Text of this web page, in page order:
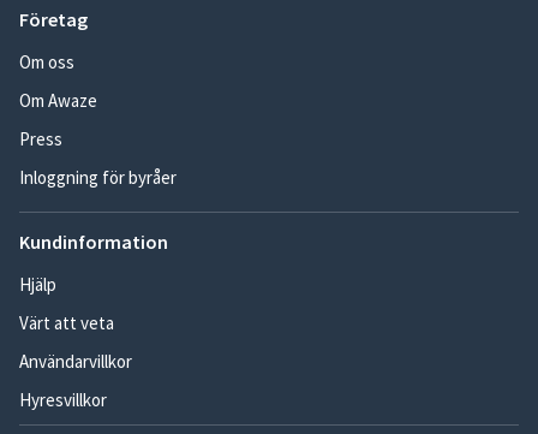
Företag
Om oss
Om Awaze
Press
Inloggning för byråer
Kundinformation
Hjälp
Värt att veta
Användarvillkor
Hyresvillkor